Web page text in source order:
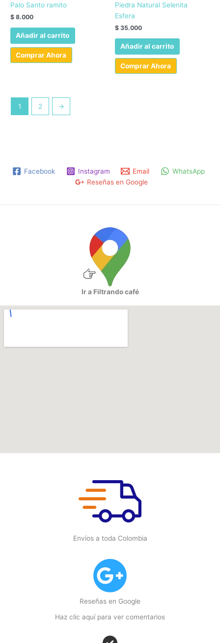
Palo Santo ramito
$ 8.000
Añadir al carrito
Comprar Ahora
Piedra Natural Selenita
Esfera
$ 35.000
Añadir al carrito
Comprar Ahora
1 2 →
Facebook Instagram Email
WhatsApp
Reseñas en Google
Ir a Filtrando café
Envíos a toda Colombia
Reseñas en Google
Haz clic aquí para ver comentarios